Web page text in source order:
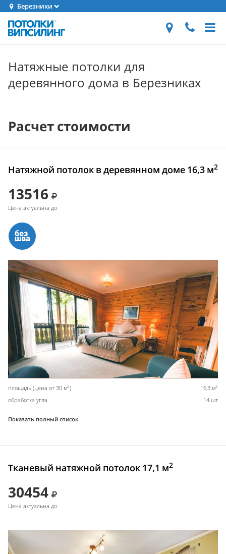
Березники
Натяжные потолки для
деревянного дома в Березниках
Расчет стоимости
Натяжной потолок в деревянном доме 16,3 м2
13516
Цена актуальна до
площадь (цена от 30 м2) 16,3 м2
обработка угла 14 шт
Показать полный список
Тканевый натяжной потолок 17,1 м2
30454
Цена актуальна до